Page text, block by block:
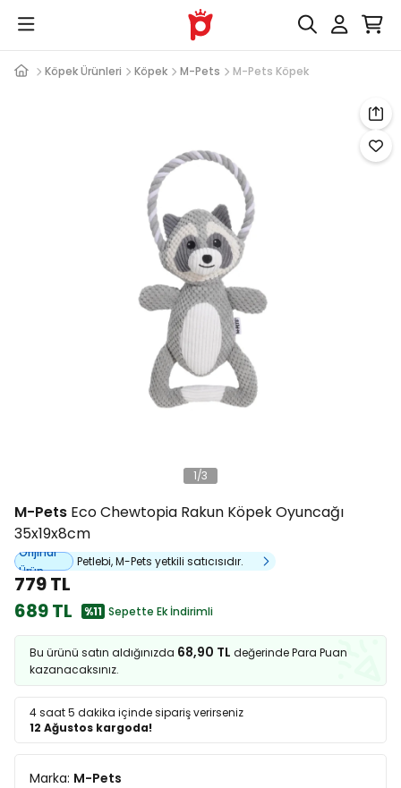
Köpek Ürünleri Köpek M-Pets M-Pets Köpek
1/3
M-Pets Eco Chewtopia Rakun Köpek Oyuncağı
35x19x8cm
Orijinal
Ürün
Petlebi, M-Pets yetkili satıcısıdır.
779 TL
689 TL
%11 Sepette Ek İndirimli
Bu ürünü satın aldığınızda 68,90 TL değerinde Para Puan
kazanacaksınız.
4 saat 5 dakika içinde sipariş verirseniz
12 Ağustos kargoda!
Marka: M-Pets